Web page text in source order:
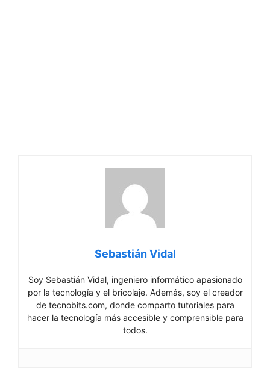
Sebastián Vidal
Soy Sebastián Vidal, ingeniero informático apasionado
por la tecnología y el bricolaje. Además, soy el creador
de tecnobits.com, donde comparto tutoriales para
hacer la tecnología más accesible y comprensible para
todos.